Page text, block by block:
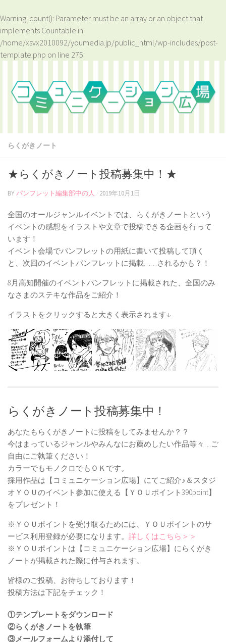
Warning: count(): Parameter must be an array or an object that
implements Countable in
/home/xsvx2010092/youmedia.jp/public_html/wp-includes/post-
template.php on line 275
らくがきノート
★らくがきノート投稿募集中！★
BYパンフレット編集部中の人 · 2019年10月1日
全国のオールジャンルイベントでは、らくがきノートという
イベントの感想をイラストや文章で投稿できる企画を行って
います！
イベント会場でパンフレットの用紙に書いて投稿して頂く
と、次回のイベントパンフレットに掲載……されるかも？！
8月高知開催のイベントパンフレットに掲載された、全国のみ
なさまのステキな作品をご紹介！
イラストをクリックすると大きく表示されます↓
らくがきノート投稿募集中！
あなたもらくがきノートに投稿をしてみませんか？？
今はまっているジャンルやみんなにお薦めしたい作品等々…ご
自由にご執筆ください！
カラーでもモノクロでもＯＫです。
採用作品は【コミュニケーション広場】にてご紹介♪＆スタジ
オＹＯＵのイベント参加に使える【ＹＯＵポイント390point】
をプレゼント！
※ＹＯＵポイントを受け取るためには、ＹＯＵポイントのサ
ービス利用登録が必要になります。 詳しくはこちら＞＞
※ＹＯＵポイントは【コミュニケーション広場】にらくがき
ノートが掲載された際に付与されます。
皆様のご投稿、お待ちしております！
投稿方法は下記をチェック！
①テンプレートをダウンロード
②らくがきノートを執筆
③メールフォームより添付して